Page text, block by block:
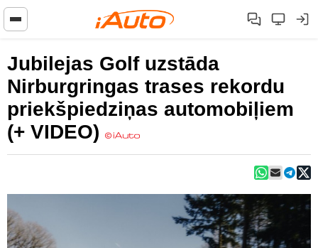
Jubilejas Golf uzstāda
Nirburgringas trases rekordu
priekšpiedziņas automobiļiem
(+ VIDEO)